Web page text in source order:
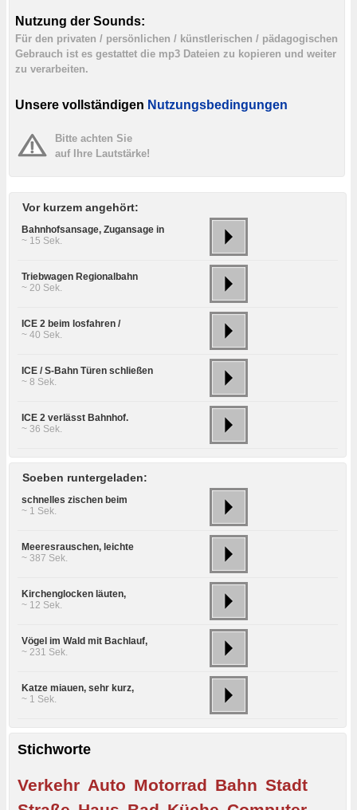
Nutzung der Sounds:
Für den privaten / persönlichen / künstlerischen / pädagogischen
Gebrauch ist es gestattet die mp3 Dateien zu kopieren und weiter
zu verarbeiten.
Unsere vollständigen Nutzungsbedingungen
Bitte achten Sie
auf Ihre Lautstärke!
Vor kurzem angehört:
Bahnhofsansage, Zugansage in
~ 15 Sek.
Triebwagen Regionalbahn
~ 20 Sek.
ICE 2 beim losfahren /
~ 40 Sek.
ICE / S-Bahn Türen schließen
~ 8 Sek.
ICE 2 verlässt Bahnhof.
~ 36 Sek.
Soeben runtergeladen:
schnelles zischen beim
~ 1 Sek.
Meeresrauschen, leichte
~ 387 Sek.
Kirchenglocken läuten,
~ 12 Sek.
Vögel im Wald mit Bachlauf,
~ 231 Sek.
Katze miauen, sehr kurz,
~ 1 Sek.
Stichworte
Verkehr Auto Motorrad Bahn Stadt